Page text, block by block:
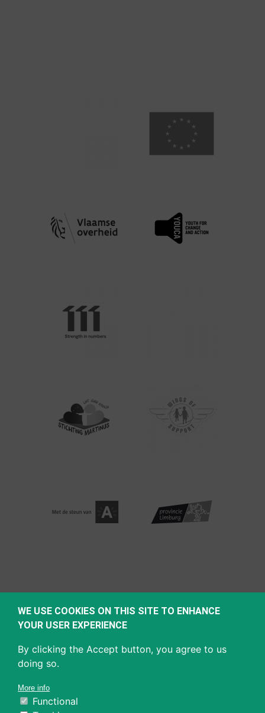
WE USE COOKIES ON THIS SITE TO ENHANCE
YOUR USER EXPERIENCE
By clicking the Accept button, you agree to us
doing so.
More info
Functional